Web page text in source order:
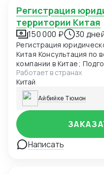
Регистрация юридического лица на
территории Китая
150 000 ₽ 30
Регистрация
Китая Консультация по вопросам регистрации
компании в Китае;
Учредительный
регистрацию
регистрации компании;
Лицензии Бизнес
Получение оригинала
(Organization Code
Налогового
Получение
иностранной валюты
Работает в странах
Китай
Айбийке Тюмон
Написать